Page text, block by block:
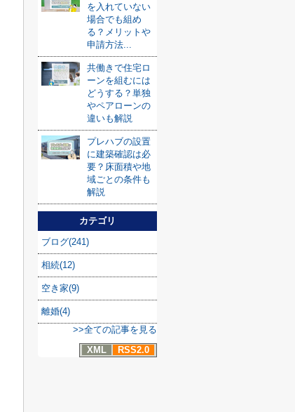
を入れていない
場合でも組め
る？メリットや
申請方法...
共働きで住宅ロ
ーンを組むには
どうする？単独
やペアローンの
違いも解説
プレハブの設置
に建築確認は必
要？床面積や地
域ごとの条件も
解説
カテゴリ
ブログ(241)
相続(12)
空き家(9)
離婚(4)
>>全ての記事を見る
XML
RSS2.0